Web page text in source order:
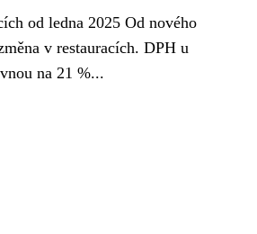
od ledna 2025 Od nového
v restauracích. DPH u
na 21 %...